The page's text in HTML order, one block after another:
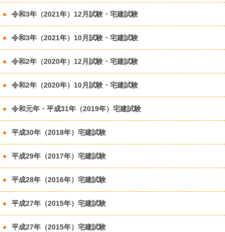
令和3年（2021年）12月試験・宅建試験
令和3年（2021年）10月試験・宅建試験
令和2年（2020年）12月試験・宅建試験
令和2年（2020年）10月試験・宅建試験
令和元年・平成31年（2019年）宅建試験
平成30年（2018年）宅建試験
平成29年（2017年）宅建試験
平成28年（2016年）宅建試験
平成27年（2015年）宅建試験
平成27年（2015年）宅建試験